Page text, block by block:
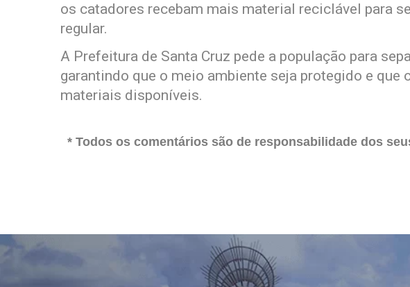
os catadores recebam mais material reciclável para
regular.
A Prefeitura de Santa Cruz pede a população para
garantindo que o meio ambiente seja protegido e que
materiais disponíveis.
* Todos os comentários são de responsabilidade dos